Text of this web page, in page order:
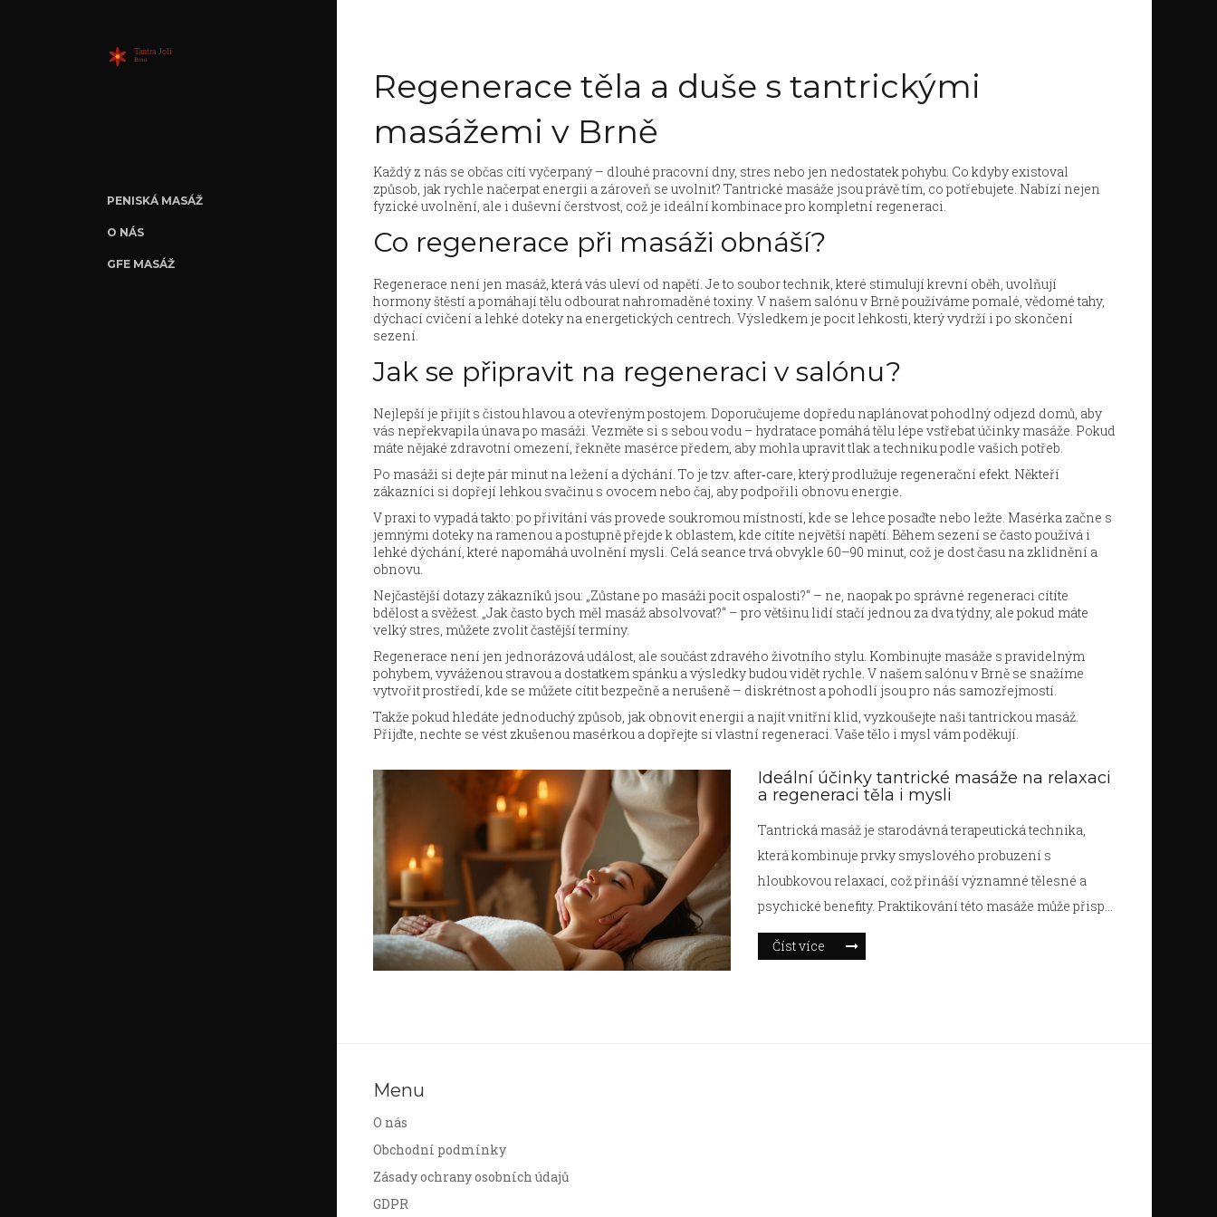
PENISKÁ MASÁŽ
O NÁS
GFE MASÁŽ
Regenerace těla a duše s tantrickými
masážemi v Brně
Každý z nás se občas cítí vyčerpaný – dlouhé pracovní dny, stres nebo jen nedostatek pohybu. Co kdyby existoval
způsob, jak rychle načerpat energii a zároveň se uvolnit? Tantrické masáže jsou právě tím, co potřebujete. Nabízí nejen
fyzické uvolnění, ale i duševní čerstvost, což je ideální kombinace pro kompletní regeneraci.
Co regenerace při masáži obnáší?
Regenerace není jen masáž, která vás uleví od napětí. Je to soubor technik, které stimulují krevní oběh, uvolňují
hormony štěstí a pomáhají tělu odbourat nahromaděné toxiny. V našem salónu v Brně používáme pomalé, vědomé tahy,
dýchací cvičení a lehké doteky na energetických centrech. Výsledkem je pocit lehkosti, který vydrží i po skončení
sezení.
Jak se připravit na regeneraci v salónu?
Nejlepší je přijít s čistou hlavou a otevřeným postojem. Doporučujeme dopředu naplánovat pohodlný odjezd domů, aby
vás nepřekvapila únava po masáži. Vezměte si s sebou vodu – hydratace pomáhá tělu lépe vstřebat účinky masáže. Pokud
máte nějaké zdravotní omezení, řekněte masérce předem, aby mohla upravit tlak a techniku podle vašich potřeb.
Po masáži si dejte pár minut na ležení a dýchání. To je tzv. after‑care, který prodlužuje regenerační efekt. Někteří
zákazníci si dopřejí lehkou svačinu s ovocem nebo čaj, aby podpořili obnovu energie.
V praxi to vypadá takto: po přivítání vás provede soukromou místností, kde se lehce posaďte nebo ležte. Masérka začne s
jemnými doteky na ramenou a postupně přejde k oblastem, kde cítíte největší napětí. Během sezení se často používá i
lehké dýchání, které napomáhá uvolnění mysli. Celá seance trvá obvykle 60–90 minut, což je dost času na zklidnění a
obnovu.
Nejčastější dotazy zákazníků jsou: „Zůstane po masáži pocit ospalosti?“ – ne, naopak po správné regeneraci cítíte
bdělost a svěžest. „Jak často bych měl masáž absolvovat?“ – pro většinu lidí stačí jednou za dva týdny, ale pokud máte
velký stres, můžete zvolit častější termíny.
Regenerace není jen jednorázová událost, ale součást zdravého životního stylu. Kombinujte masáže s pravidelným
pohybem, vyváženou stravou a dostatkem spánku a výsledky budou vidět rychle. V našem salónu v Brně se snažíme
vytvořit prostředí, kde se můžete cítit bezpečně a nerušeně – diskrétnost a pohodlí jsou pro nás samozřejmostí.
Takže pokud hledáte jednoduchý způsob, jak obnovit energii a najít vnitřní klid, vyzkoušejte naši tantrickou masáž.
Přijďte, nechte se vést zkušenou masérkou a dopřejte si vlastní regeneraci. Vaše tělo i mysl vám poděkují.
Ideální účinky tantrické masáže na relaxaci
a regeneraci těla i mysli
Tantrická masáž je starodávná terapeutická technika,
která kombinuje prvky smyslového probuzení s
hloubkovou relaxací, což přináší významné tělesné a
psychické benefity. Praktikování této masáže může přispět
k odstranění stresu a napětí, zvýšení energie a zlepšení
vnitřního klidu. Kromě toho může podpořit osobní růst a
Číst více
Menu
O nás
Obchodní podmínky
Zásady ochrany osobních údajů
GDPR